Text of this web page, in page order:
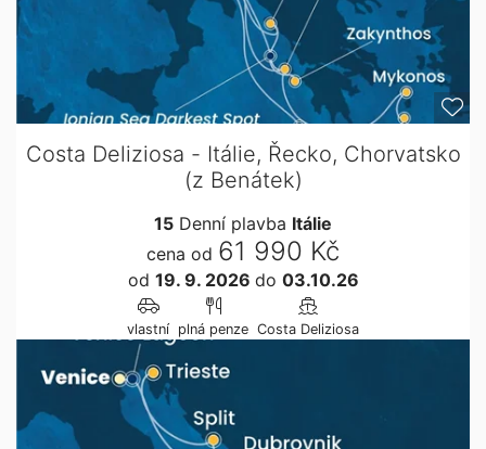
Costa Deliziosa - Itálie, Řecko, Chorvatsko
(z Benátek)
15 Denní plavba Itálie
cena od 61 990 Kč
od 19. 9. 2026 do 03.10.26
vlastní plná penze Costa Deliziosa